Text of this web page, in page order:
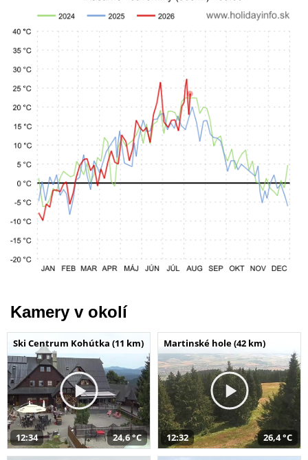
Kamery v okolí
Ski Centrum Kohútka (11 km)
12:34 24,6 °C
Martinské hole (42 km)
12:32 26,4 °C